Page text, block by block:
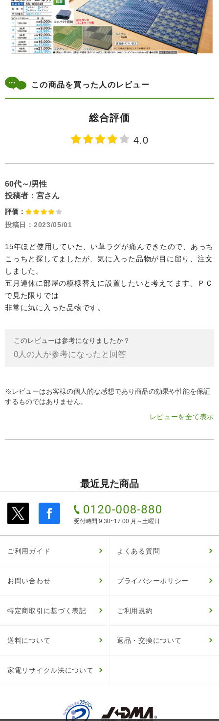
この商品を買った人のレビュー
総合評価
4.0
60代～/男性
投稿者： 宮さん
評価：
投稿日： 2023/05/01
15年ほど使用していた、い草ラグが痛んできたので、あっち
こっちと探してましたが、気に入った品物が目に留り、注文
しました。
五月連休に部屋の模様替えに設置したいと考えてます、ＰＣ
で見た限りでは
非常に気に入った品物です。
このレビューは参考になりましたか？
0 人の人が参考になったと回答
※レビューはお客様の個人的な感想であり商品の効果や性能を保証
するものではありません。
レビューを全て表示
最近見た商品
受付時間 9:30~17:00 月～土曜日
ご利用ガイド よくある質問
お問い合わせ プライバシーポリシー
特定商取引に基づく表記 ご利用規約
送料について 返品・交換について
家電リサイクル法について